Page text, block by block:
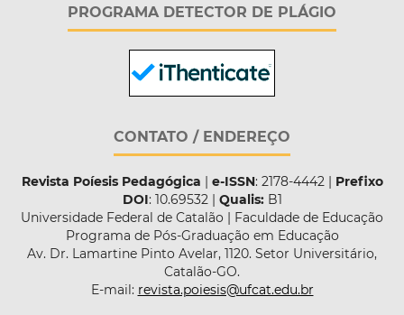
PROGRAMA DETECTOR DE PLÁGIO
CONTATO / ENDEREÇO
Revista Poíesis Pedagógica | e-ISSN: 2178-4442 | Prefixo
DOI: 10.69532 | Qualis:B1
Universidade Federal de Catalão | Faculdade de Educação
Programa de Pós-Graduação em Educação
Av. Dr. Lamartine Pinto Avelar, 1120. Setor Universitário,
Catalão-GO.
E-mail: revista.poiesis@ufcat.edu.br